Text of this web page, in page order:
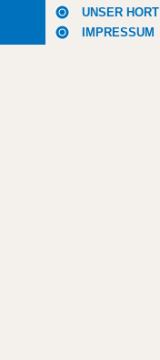
UNSER HORT
IMPRESSUM